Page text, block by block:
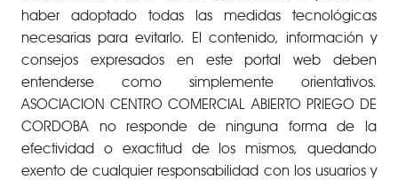
haber adoptado todas las medidas tecnológicas
necesarias para evitarlo. El contenido, información y
consejos expresados en este portal web deben
entenderse como simplemente orientativos.
ASOCIACION CENTRO COMERCIAL ABIERTO PRIEGO DE
CORDOBA no responde de ninguna forma de la
efectividad o exactitud de los mismos, quedando
exento de cualquier responsabilidad con los usuarios y